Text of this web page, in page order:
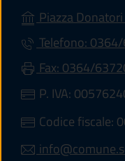
Piazza Donatori
Telefono:
Fax: 0364/
P. IVA:
Codice fiscale: